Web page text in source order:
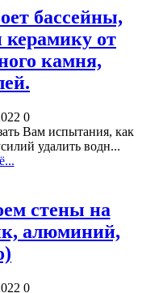
бассейны,
керамику от
камня,
0
Вам испытания, как
удалить водн...
стены на
алюминий,
0